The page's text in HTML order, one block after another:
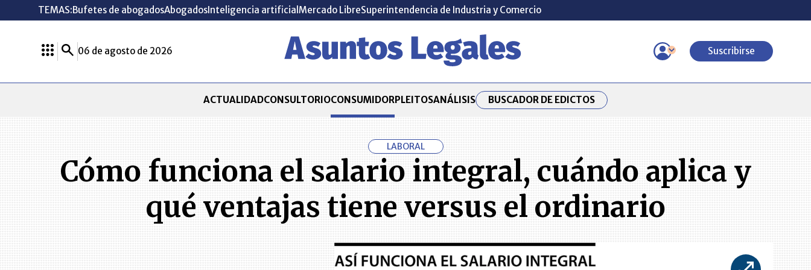
TEMAS:Bufetes de abogadosAbogadosInteligencia artificial Mercado LibreSuperintendencia de Industria y Comercio
06 de agosto de 2026 Suscribirse
ACTUALIDADCONSULTORIOCONSUMIDORPLEITOSANÁLISIS BUSCADOR DE EDICTOS
LABORAL
Cómo funciona el salario integral, cuándo aplica y
qué ventajas tiene versus el ordinario